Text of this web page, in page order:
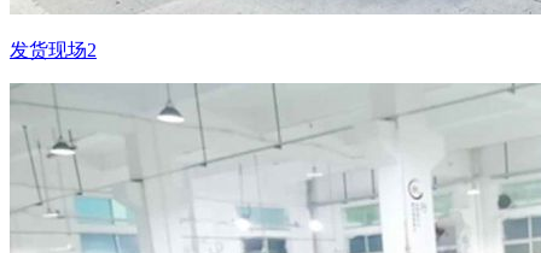
发货现场2